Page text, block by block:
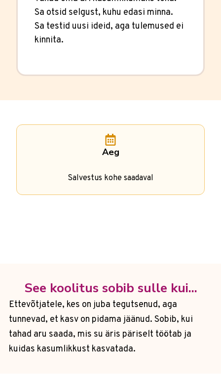
Sa otsid selgust, kuhu edasi minna.
Sa testid uusi ideid, aga tulemused ei
kinnita.
Aeg
Salvestus kohe saadaval
See koolitus sobib sulle kui...
Ettevõtjatele, kes on juba tegutsenud, aga
tunnevad, et kasv on pidama jäänud. Sobib, kui
tahad aru saada, mis su äris päriselt töötab ja
kuidas kasumlikkust kasvatada.